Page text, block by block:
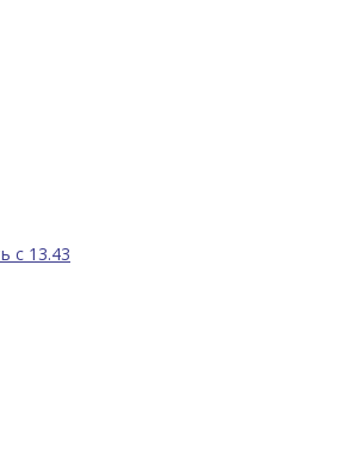
с 13.43